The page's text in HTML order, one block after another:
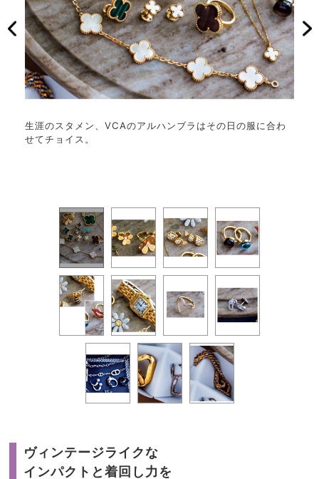
生涯のスタメン、VCAのアルハンブラはその日の服に合わ
せてチョイス。
ヴィンテージライクな
インパクトと着回し力を